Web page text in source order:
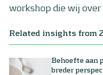
workshop die wij
Related insights from
Behoefte aan
breder